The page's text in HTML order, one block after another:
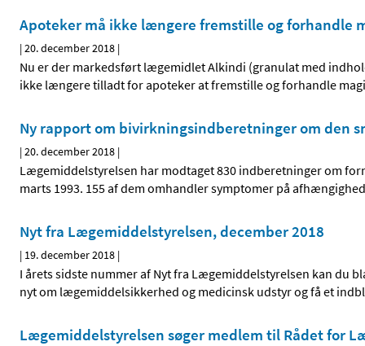
Apoteker må ikke længere fremstille og forhandle
|20. december 2018 |
Nu er der markedsført lægemidlet Alkindi (granulat med
ikke længere tilladt for apoteker at fremstille og forhandle
Ny rapport om bivirkningsindberetninger om den
|20. december 2018 |
Lægemiddelstyrelsen har modtaget 830 indberetninger om
marts 1993. 155 af dem omhandler symptomer på
Nyt fra Lægemiddelstyrelsen, december 2018
| 19. december 2018 |
I årets sidste nummer af Nyt fra Lægemiddelstyrelsen kan du
nyt om lægemiddelsikkerhed og medicinsk udstyr og få et
Lægemiddelstyrelsen søger medlem til Rådet for